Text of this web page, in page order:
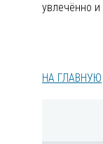
увлечённо
НА ГЛАВНУЮ